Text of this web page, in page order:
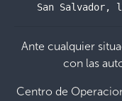
San Salvador,
Ante cualquier
con las
Centro de